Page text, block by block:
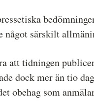
något särskilt
att tidningen
dock mer än tio
obehag som